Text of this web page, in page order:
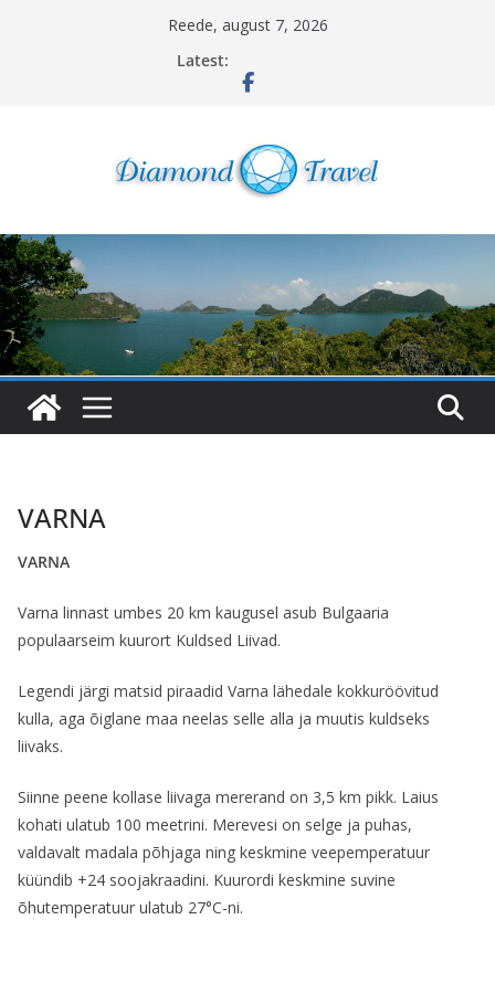
Reede, august 7, 2026
Latest:
VARNA
VARNA
Varna linnast umbes 20 km kaugusel asub Bulgaaria
populaarseim kuurort Kuldsed Liivad.
Legendi järgi matsid piraadid Varna lähedale kokkuröövitud
kulla, aga õiglane maa neelas selle alla ja muutis kuldseks
liivaks.
Siinne peene kollase liivaga mererand on 3,5 km pikk. Laius
kohati ulatub 100 meetrini. Merevesi on selge ja puhas,
valdavalt madala põhjaga ning keskmine veepemperatuur
küündib +24 soojakraadini. Kuurordi keskmine suvine
õhutemperatuur ulatub 27°C-ni.